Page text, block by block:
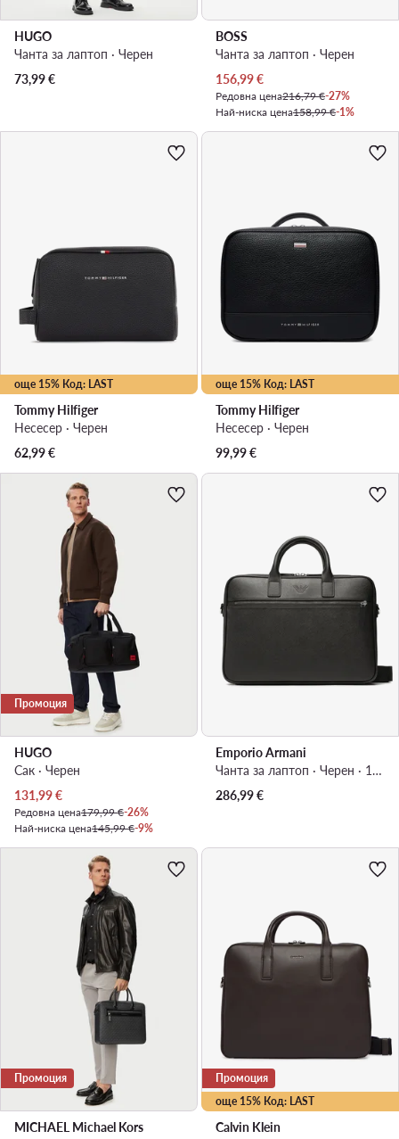
HUGO
Чанта за лаптоп · Черен
73,99€
BOSS
Чанта за лаптоп · Черен
Актуална цена
156,99€
Редовна цена216,79 €-27%
Най-ниска цена158,99 €-1%
още 15% Код: LAST
Tommy Hilfiger
Несесер · Черен
62,99€
още 15% Код: LAST
Tommy Hilfiger
Несесер · Черен
99,99€
Промоция
HUGO
Сак · Черен
Актуална цена
131,99€
Редовна цена179,99 €-26%
Най-ниска цена145,99 €-9%
Emporio Armani
Чанта за лаптоп · Черен · 16-17″
286,99€
Промоция
MICHAEL Michael Kors
още 15% Код: LAST
Промоция
Calvin Klein